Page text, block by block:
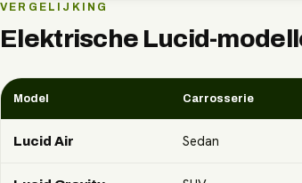
VERGELIJKING
Elektrische Lucid-
Model Carrosserie
Lucid Air Sedan